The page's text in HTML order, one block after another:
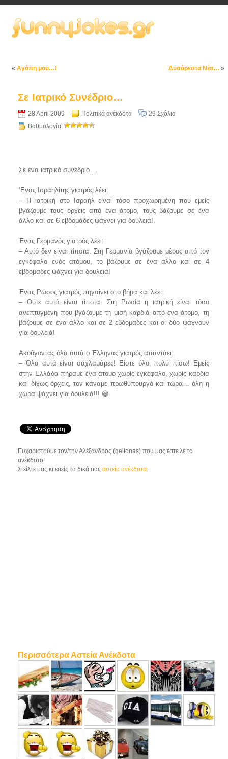
« Αγάπη μου…! Δυσάρεστα Νέα… »
Σε Ιατρικό Συνέδριο…
28 April 2009 Πολιτικά ανέκδοτα
29 Σχόλια
Βαθμολογία:
Σε ένα ιατρικό συνέδριο…
‘Ενας Ισραηλίτης γιατρός λέει:
– Η ιατρική στο Ισραήλ είναι τόσο προχωρημένη που εμείς
βγάζουμε τους όρχεις από ένα άτομο, τους βάζουμε σε ένα
άλλο και σε 6 εβδομάδες ψάχνει για δουλειά!
Ένας Γερμανός γιατρός λέει:
– Αυτό δεν είναι τίποτα. Στη Γερμανία βγάζουμε μέρος από τον
εγκέφαλο ενός ατόμου, το βάζουμε σε ένα άλλο και σε 4
εβδομάδες ψάχνει για δουλειά!
Ένας Ρώσος γιατρός πηγαίνει στο βήμα και λέει:
– Ούτε αυτό είναι τίποτα. Στη Ρωσία η ιατρική είναι τόσο
ανεπτυγμένη που βγάζουμε τη μισή καρδιά από ένα άτομο, τη
βάζουμε σε ένα άλλο και σε 2 εβδομάδες και οι δύο ψάχνουν
για δουλειά!
Ακούγοντας όλα αυτά ο Έλληνας γιατρός απαντάει:
– Όλα αυτά είναι σαχλαμάρες! Είστε όλοι πολύ πίσω! Εμείς
στην Ελλάδα πήραμε ένα άτομο χωρίς εγκέφαλο, χωρίς καρδιά
και δίχως όρχεις, τον κάναμε πρωθυπουργό και τώρα… όλη η
χώρα ψάχνει για δουλειά!!! 😀
Ευχαριστούμε τον/την Αλέξανδρος (geitonas) που μας έστειλε το
ανέκδοτο!
Στείλτε μας κι εσείς τα δικά σαςαστεία ανέκδοτα.
Περισσότερα Αστεία Ανέκδοτα